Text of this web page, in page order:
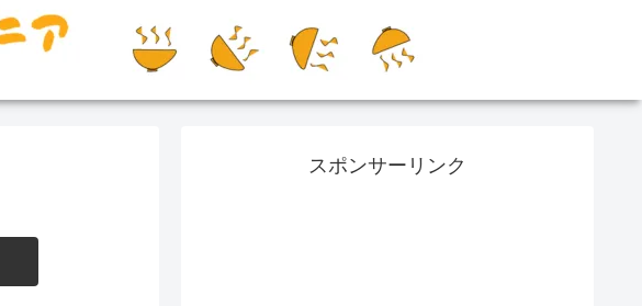
スポンサーリンク